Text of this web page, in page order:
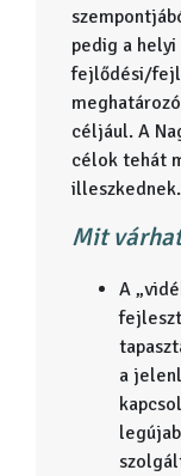
pedig a
fejlődési/
céljául. A
célok tehát
illeszkednek.
Mit
A
a